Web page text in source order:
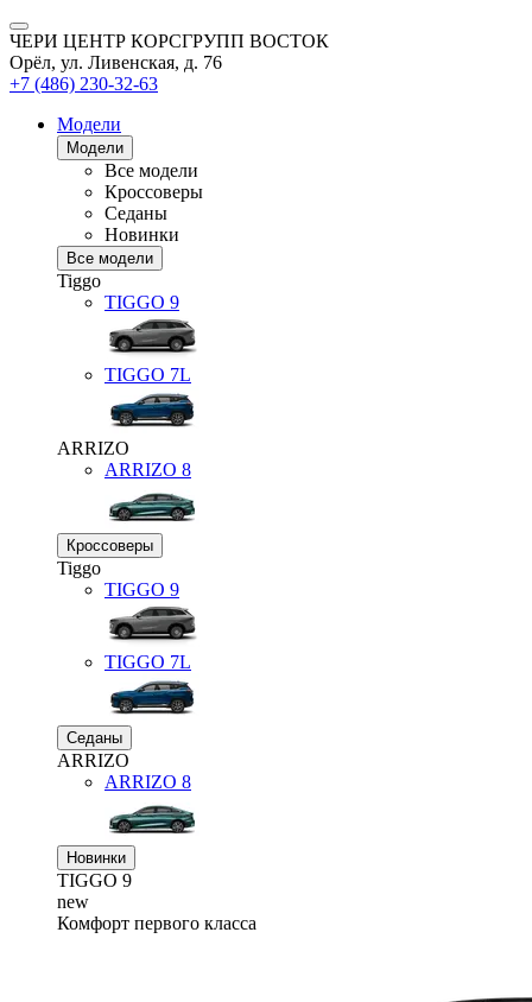
ЧЕРИ ЦЕНТР КОРСГРУПП ВОСТОК
Орёл, ул. Ливенская, д. 76
+7 (486) 230-32-63
Модели
Модели
Все модели
Кроссоверы
Седаны
Новинки
Все модели
Tiggo
TIGGO 9
TIGGO 7L
ARRIZO
ARRIZO 8
Кроссоверы
Tiggo
TIGGO 9
TIGGO 7L
Седаны
ARRIZO
ARRIZO 8
Новинки
TIGGO 9
new
Комфорт первого класса